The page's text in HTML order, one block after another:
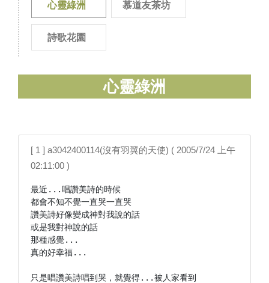
心靈綠洲 慕道友茶坊
詩歌花園
心靈綠洲
[ 1 ] a3042400114(沒有羽翼的天使) ( 2005/7/24 上午
02:11:00 )
最近...唱讚美詩的時候
都會不知不覺一直哭一直哭
讚美詩好像變成神對我說的話
或是我對神說的話
那種感覺...
真的好幸福...
只是唱讚美詩唱到哭，就覺得...被人家看到